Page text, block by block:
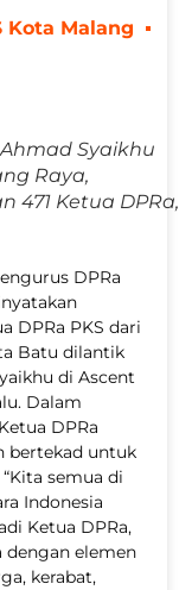
Kota Malang
Ahmad Syaikhu
Raya,
471 Ketua DPRa,
DPRa
DPRa PKS dari
Batu dilantik
di Ascent
Dalam
DPRa
bertekad untuk
semua di
Indonesia
Ketua DPRa,
dengan elemen
kerabat,